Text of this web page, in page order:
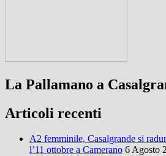
La Pallamano a
Articoli recenti
A2 femminile, Casalgrande si
l’11 ottobre a Camerano 6 Agosto